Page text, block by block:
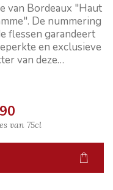
van Bordeaux "Haut
De nummering
flessen garandeert
en exclusieve
van deze
van 75cl